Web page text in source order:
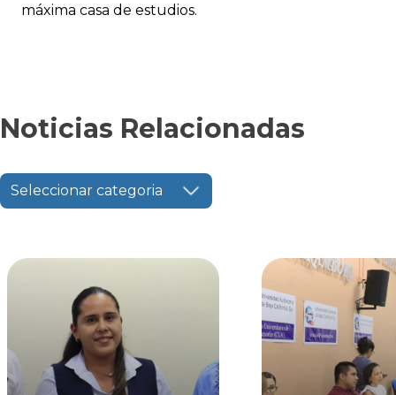
máxima casa de estudios.
Noticias Relacionadas
Seleccionar categoria